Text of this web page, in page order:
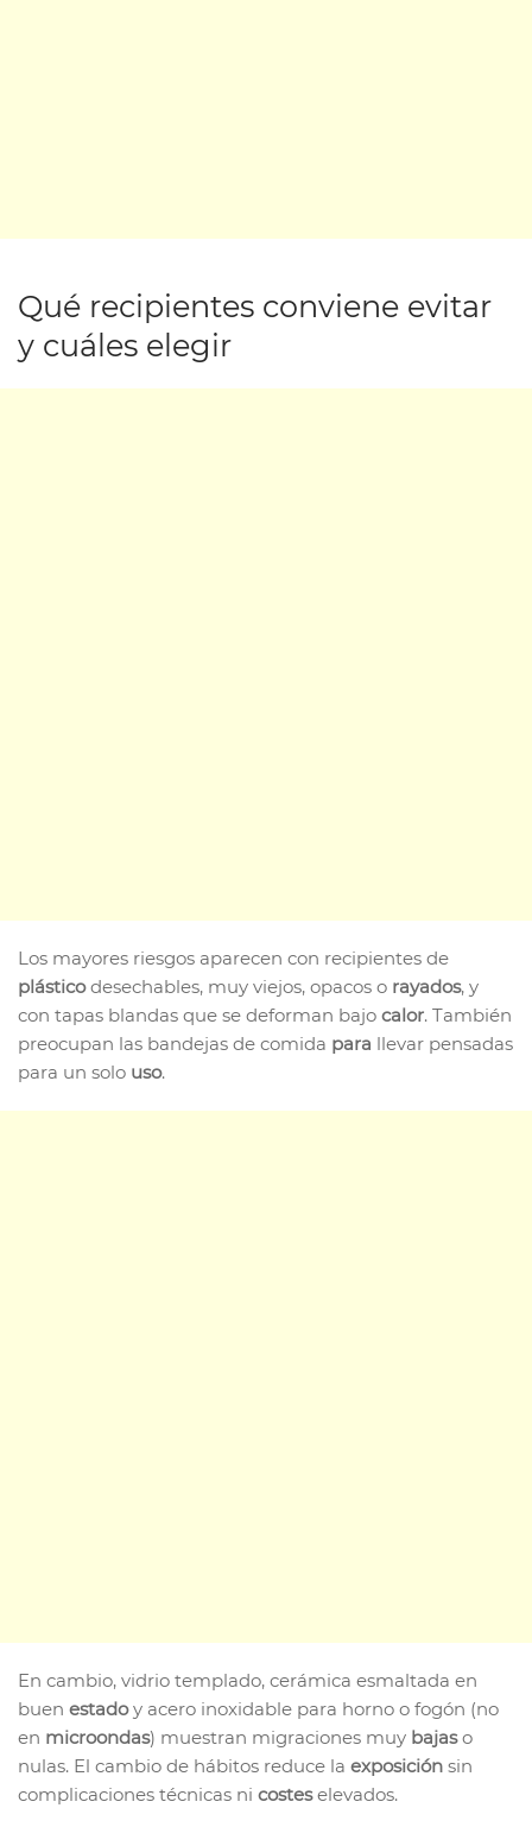
Qué recipientes conviene evitar
y cuáles elegir
Los mayores riesgos aparecen con recipientes de
plásticodesechables, muy viejos, opacos o rayados, y
con tapas blandas que se deforman bajo calor. También
preocupan las bandejas de comida para llevar pensadas
para un solo uso.
En cambio, vidrio templado, cerámica esmaltada en
buen estadoy acero inoxidable para horno o fogón (no
en microondas) muestran migraciones muy bajaso
nulas. El cambio de hábitos reduce la exposición sin
complicaciones técnicas ni costeselevados.